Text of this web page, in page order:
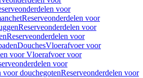
voor
Reserveonderdelen voor
Reserveonderdelen voor
Reserveonderdelen voor
DouchesVloerafvoer voor
voor Vloerafvoer voor
voor
voor douchegotenReserveonderdelen voor